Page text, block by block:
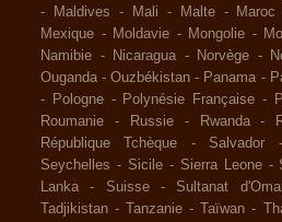
-
Maldives - Mali - Malte - Maroc
Mexique - Moldavie - Mongolie -
Namibie - Nicaragua - Norvège -
Ouganda -Ouzbékistan - Panama -
-
Pologne - Polynésie Française -
Roumanie
- Russie - Rwanda -
République Tchèque
- Salvador
Seychelles - Sicile - Sierra Leone -
Lanka
- Suisse - Sultanat
Tadjikistan -Tanzanie -Taïwan -